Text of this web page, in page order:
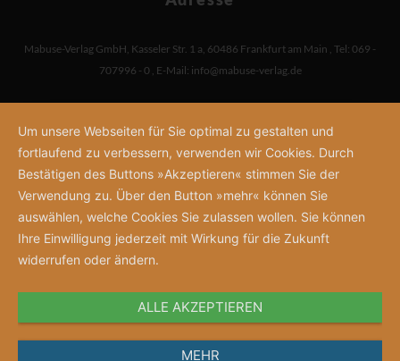
Mabuse-Verlag GmbH Kasseler Str. 1 a 60486 Frankfurt am Main Tel: 069 -
707996 - 0 E-Mail: info@mabuse-verlag.de
Um unsere Webseiten für Sie optimal zu gestalten und
fortlaufend zu verbessern, verwenden wir Cookies. Durch
Bestätigen des Buttons »Akzeptieren« stimmen Sie der
Verwendung zu. Über den Button »mehr« können Sie
auswählen, welche Cookies Sie zulassen wollen. Sie können
Ihre Einwilligung jederzeit mit Wirkung für die Zukunft
widerrufen oder ändern.
ALLE AKZEPTIEREN
MEHR